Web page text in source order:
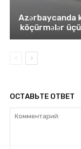
köçürmələr
ОСТАВЬТЕ ОТВЕТ